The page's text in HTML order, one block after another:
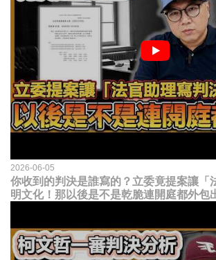
2026-06-05
你收到的判決是誰寫的？立委竟提案讓「
明文化！那以後是不是乾脆連開庭都外包